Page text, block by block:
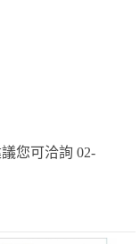
您可洽詢 02-